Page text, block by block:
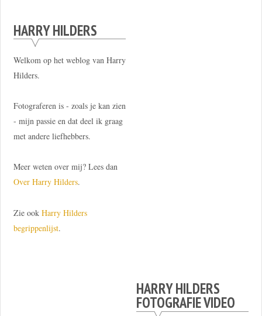
HARRY HILDERS
Welkom op het weblog van Harry
Hilders.
Fotograferen is - zoals je kan zien
- mijn passie en dat deel ik graag
met andere liefhebbers.
Meer weten over mij? Lees dan
Over Harry Hilders.
Zie ook Harry Hilders
begrippenlijst.
HARRY HILDERS
FOTOGRAFIE VIDEO